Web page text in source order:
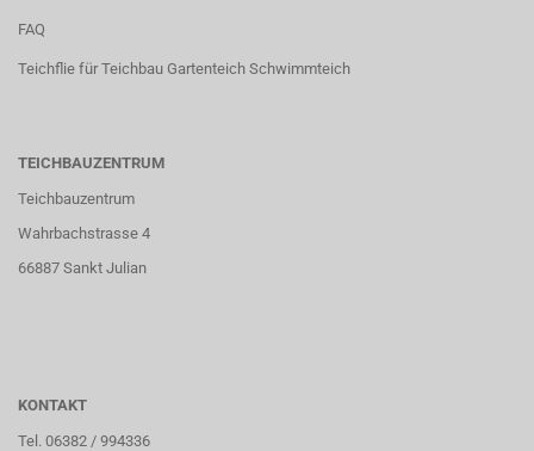
FAQ
Teichflie für Teichbau Gartenteich Schwimmteich
TEICHBAUZENTRUM
Teichbauzentrum
Wahrbachstrasse 4
66887 Sankt Julian
KONTAKT
Tel. 06382 / 994336